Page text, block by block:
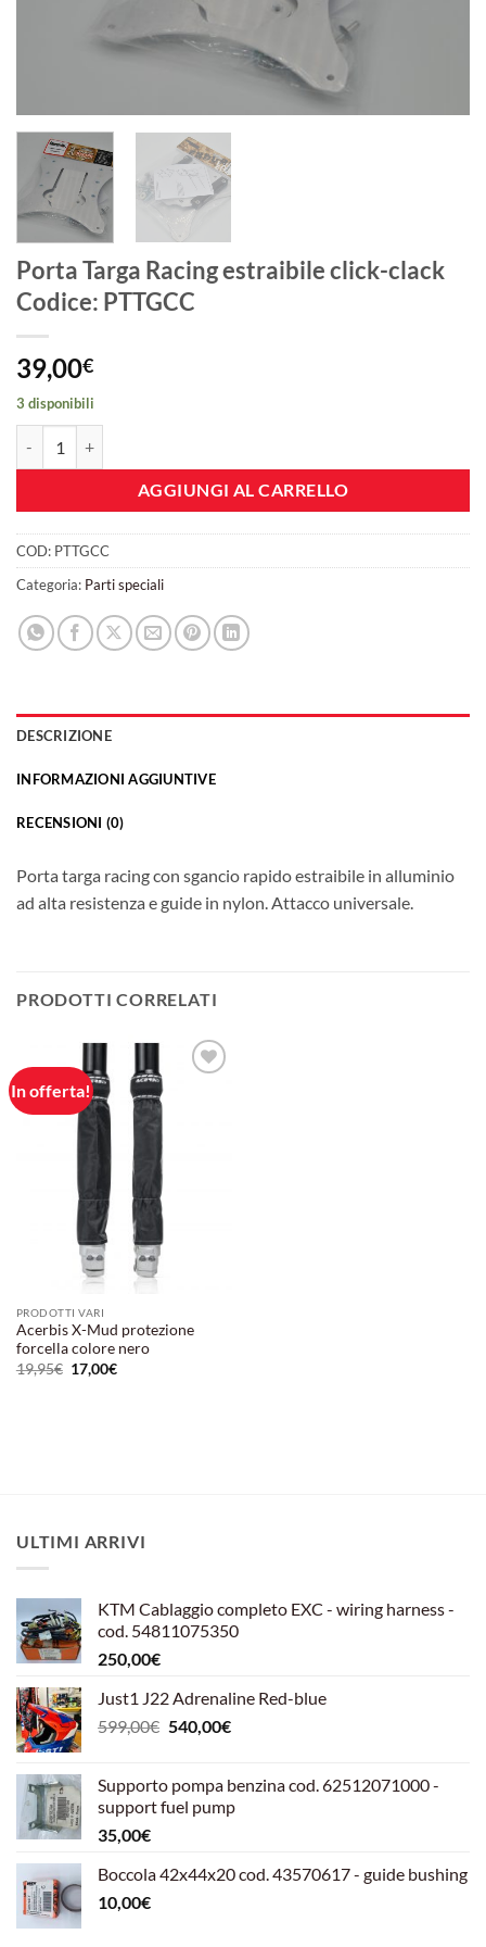
Porta Targa Racing estraibile click-clack
Codice: PTTGCC
39,00€
3 disponibili
AGGIUNGI AL CARRELLO
COD: PTTGCC
Categoria: Parti speciali
DESCRIZIONE
INFORMAZIONI AGGIUNTIVE
RECENSIONI (0)
Porta targa racing con sgancio rapido estraibile in alluminio
ad alta resistenza e guide in nylon. Attacco universale.
PRODOTTI CORRELATI
In offerta!
PRODOTTI VARI
Acerbis X-Mud protezione
forcella colore nero
19,95€ Il
prezzo
17,00€Il
ULTIMI ARRIVI
KTM Cablaggio completo EXC - wiring harness -
cod. 54811075350
250,00€
Just1 J22 Adrenaline Red-blue
599,00€ Il
era:
599,00€.
540,00€Il
è:
540,00€.
Supporto pompa benzina cod. 62512071000 -
support fuel pump
35,00€
Boccola 42x44x20 cod. 43570617 - guide bushing
10,00€